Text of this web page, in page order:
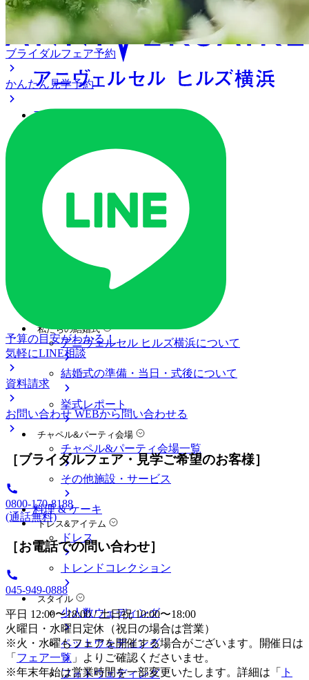
アクセス
ご列席の皆様へ
トピックス
ご予約・お問い合わせ
ブライダルフェア
ブライダルフェア一覧
ブライダルフェアの基礎知識
私たちの結婚式
アニヴェルセル ヒルズ横浜について
結婚式の準備・当日・式後について
挙式レポート
チャペル&パーティ会場
チャペル&パーティ会場一覧
その他施設・サービス
料理 & ケーキ
ドレス&アイテム
ドレス
トレンドコレクション
スタイル
少人数ウェディング
ペットウェディング
フォトウェディング
ブライダルフェア予約
かんたん見学予約
予算の目安がわかる！
気軽にLINE相談
資料請求
お問い合わせ WEBから問い合わせる
［ブライダルフェア・見学ご希望のお客様］
0800-170-8188
(通話無料)
［お電話での問い合わせ］
045-949-0888
平日 12:00〜18:00 / 土日祝 10:00〜18:00
火曜日・水曜日定休（祝日の場合は営業）
※火・水曜もフェアを開催する場合がございます。開催日は
「 フェア一覧 」よりご確認くださいませ。
※年末年始は営業時間を一部変更いたします。詳細は「
ト